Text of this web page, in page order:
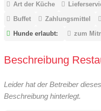
Art der Küche
Buffet
Zahlungsmittel
Hunde erlaubt:
zum
Beschreibung
Leider hat der Betreiber
Beschreibung hinterlegt.